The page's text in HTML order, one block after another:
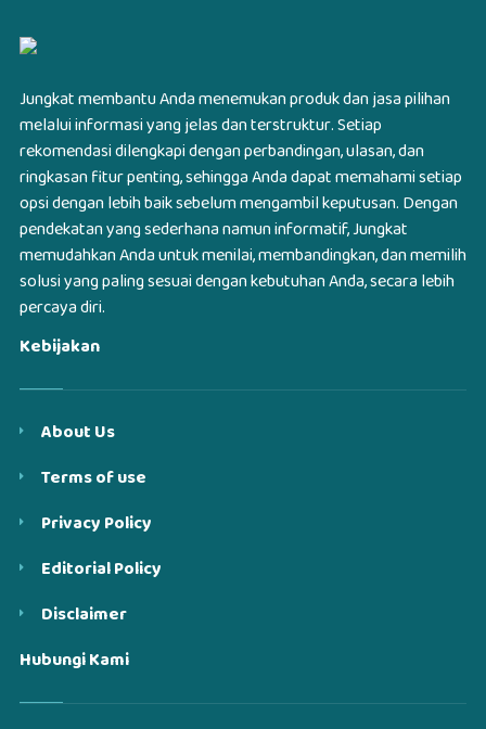
Jungkat membantu Anda menemukan produk dan jasa pilihan
melalui informasi yang jelas dan terstruktur. Setiap
rekomendasi dilengkapi dengan perbandingan, ulasan, dan
ringkasan fitur penting, sehingga Anda dapat memahami setiap
opsi dengan lebih baik sebelum mengambil keputusan. Dengan
pendekatan yang sederhana namun informatif, Jungkat
memudahkan Anda untuk menilai, membandingkan, dan memilih
solusi yang paling sesuai dengan kebutuhan Anda, secara lebih
percaya diri.
Kebijakan
About Us
Terms of use
Privacy Policy
Editorial Policy
Disclaimer
Hubungi Kami